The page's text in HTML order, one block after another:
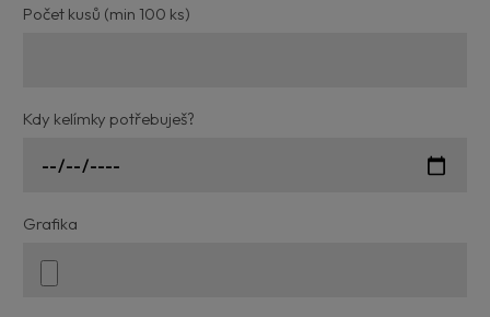
Počet kusů (min 100 ks)
Kdy kelímky potřebuješ?
Grafika